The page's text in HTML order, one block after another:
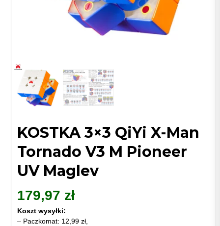
KOSTKA 3×3 QiYi X-Man
Tornado V3 M Pioneer
UV Maglev
179,97 zł
Koszt wysyłki:
– Paczkomat: 12,99 zł,